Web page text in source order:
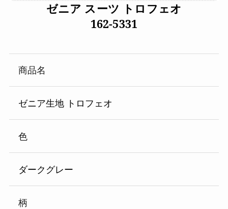
ゼニア スーツ トロフェオ
162-5331
商品名
ゼニア生地 トロフェオ
色
ダークグレー
柄